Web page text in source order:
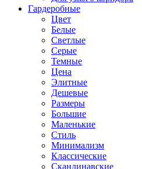
Гардеробные
Цвет
Белые
Светлые
Серые
Темные
Цена
Элитные
Дешевые
Размеры
Большие
Маленькие
Стиль
Минимализм
Классические
Скандинавские